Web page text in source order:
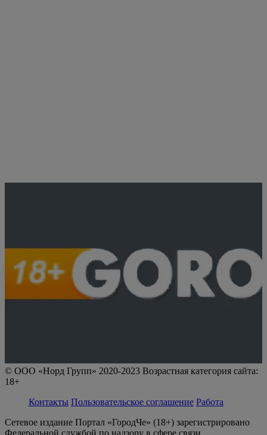
© ООО «Норд Групп» 2020-2023 Возрастная категория сайта:
18+
Контакты Пользовательское соглашение Работа
Сетевое издание Портал «ГородЧе» (18+) зарегистрировано
Федеральной службой по надзору в сфере связи,